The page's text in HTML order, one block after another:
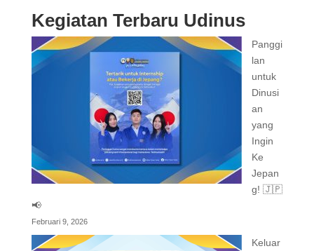
Kegiatan Terbaru Udinus
Panggi
lan
untuk
Dinusi
an
yang
Ingin
Ke
Jepan
g! 🇯🇵
📢
Februari 9, 2026
Keluar